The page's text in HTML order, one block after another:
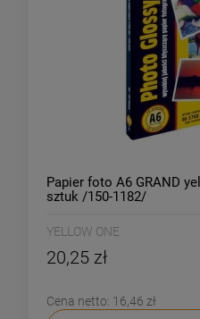
Papier foto A6 GRAND
sztuk /150-1182/
YELLOW ONE
20,25 zł
Cena netto: 16,46 zł